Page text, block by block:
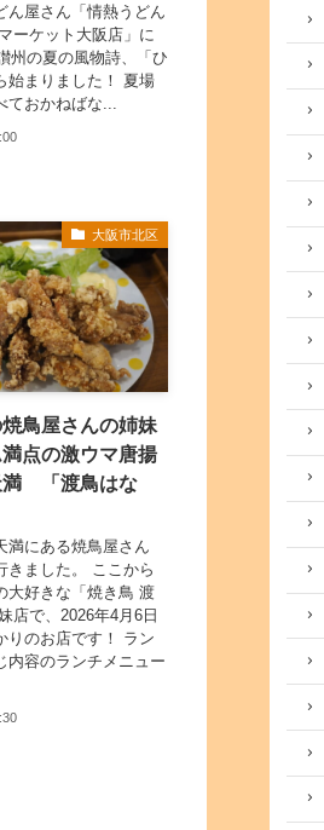
ん屋さん「情熱うどん
ーケット大阪店」に
の夏の風物詩、「ひ
始まりました！ 夏場
ておかねばな...
大阪市北区
鳥屋さんの姉妹
点の激ウマ唐揚
「渡鳥はな
満にある焼鳥屋さん
きました。 ここから
大好きな「焼き鳥 渡
店で、2026年4月6日
りのお店です！ ラン
内容のランチメニュー